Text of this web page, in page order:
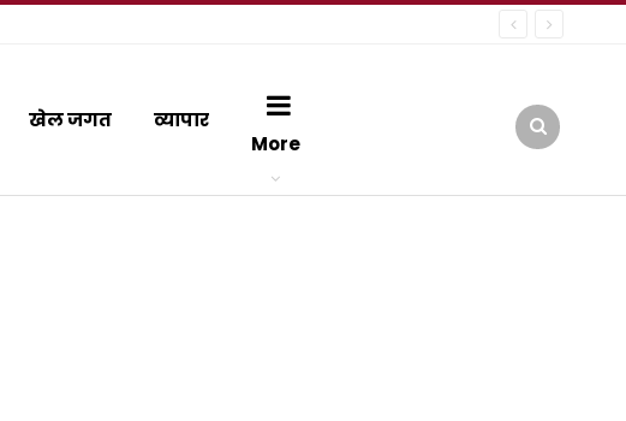
खेल जगत
व्यापार
More